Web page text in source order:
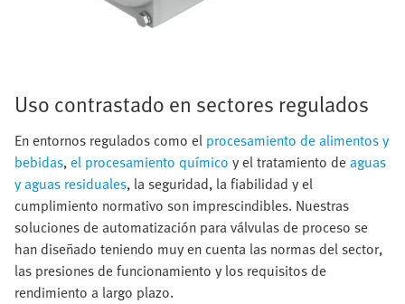
Uso contrastado en sectores regulados
En entornos regulados como el procesamiento de alimentos y
bebidas,el procesamiento químico y el tratamiento deaguas
y aguas residuales, la seguridad, la fiabilidad y el
cumplimiento normativo son imprescindibles. Nuestras
soluciones de automatización para válvulas de proceso se
han diseñado teniendo muy en cuenta las normas del sector,
las presiones de funcionamiento y los requisitos de
rendimiento a largo plazo.